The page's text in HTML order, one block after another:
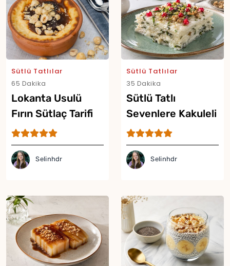
Sütlü Tatlılar
65 Dakika
Lokanta Usulü
Fırın Sütlaç Tarifi
Selinhdr
Sütlü Tatlılar
35 Dakika
Sütlü Tatlı
Sevenlere Kakuleli
Reyhanlı Güllaç
Tarifi
Selinhdr